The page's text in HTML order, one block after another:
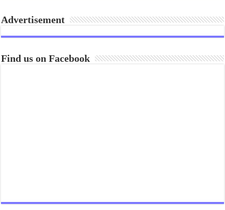
Advertisement
Find us on Facebook